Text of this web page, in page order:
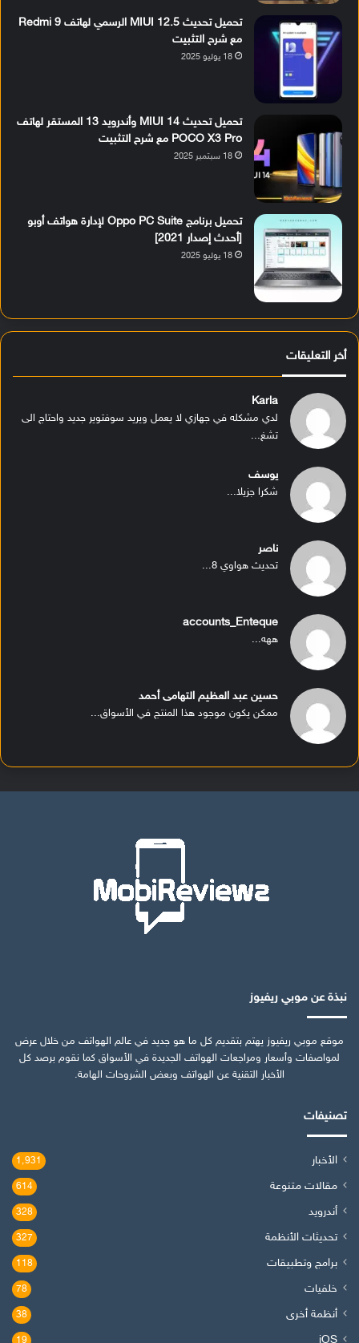
تحميل تحديث MIUI 12.5 الرسمي لهاتف Redmi 9
مع شرح التثبيت
18 يوليو 2025
تحميل تحديث MIUI 14 وأندرويد 13 المستقر لهاتف
POCO X3 Pro مع شرح التثبيت
18 سبتمبر 2025
تحميل برنامج Oppo PC Suite لإدارة هواتف أوبو
[أحدث إصدار 2021]
18 يوليو 2025
أخر التعليقات
Karla
لدي مشكله في جهازي لا يعمل ويريد سوفتوير جديد واحتاج الى
تشغ...
يوسف
شكرا جزيلا...
ناصر
تحديث هواوي 8...
accounts_Enteque
ههه...
حسين عبد العظيم التهامى أحمد
ممكن يكون موجود هذا المنتج في الأسواق...
نبذة عن موبي ريفيوز
موقع موبي ريفيوز يهتم بتقديم كل ما هو جديد في عالم الهواتف من خلال عرض
لمواصفات وأسعار ومراجعات الهواتف الجديدة في الأسواق كما نقوم برصد كل
الأخبار التقنية عن الهواتف وبعض الشروحات الهامة.
تصنيفات
الأخبار 1٬931
مقالات متنوعة 614
أندرويد 328
تحديثات الأنظمة 327
برامج وتطبيقات 118
خلفيات 78
أنظمة أخرى 38
19